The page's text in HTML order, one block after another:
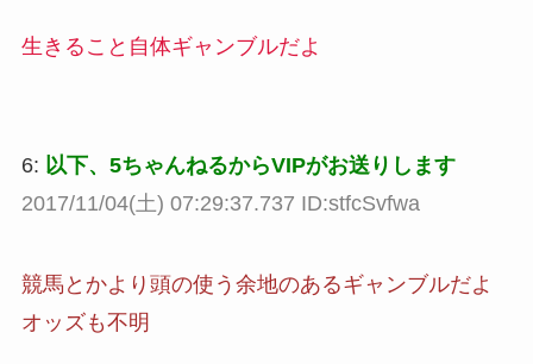
生きること自体ギャンブルだよ
6: 以下、5ちゃんねるからVIPがお送りします
2017/11/04(土) 07:29:37.737 ID:stfcSvfwa
競馬とかより頭の使う余地のあるギャンブルだよ
オッズも不明